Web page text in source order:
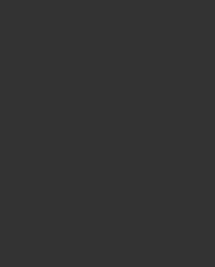
11 COMPRESSION TENNIS